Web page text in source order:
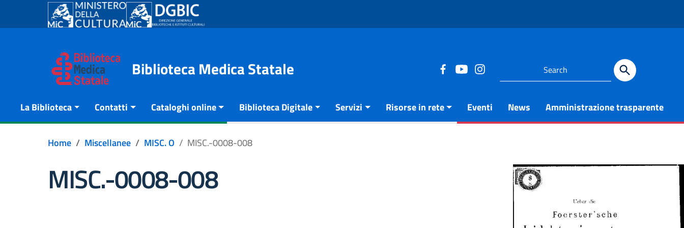
Go to content
Go to the navigation menu
Biblioteca Medica Statale
La Biblioteca Contatti Cataloghi online Biblioteca Digitale Servizi Risorse in rete Eventi News Amministrazione trasparente
Home Miscellanee MISC. O MISC.-0008-008
MISC.-0008-008